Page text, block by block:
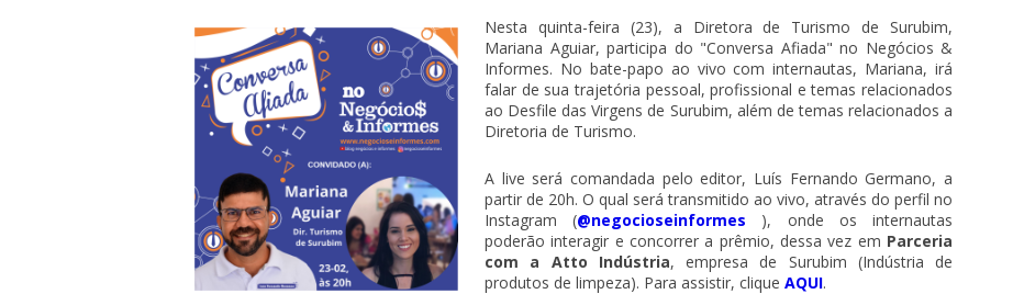
Nesta quinta-feira (23), a Diretora de Turismo de Surubim,
Mariana Aguiar, participa do "Conversa Afiada" no Negócios &
Informes. No bate-papo ao vivo com internautas, Mariana, irá
falar de sua trajetória pessoal, profissional e temas relacionados
ao Desfile das Virgens de Surubim, além de temas relacionados a
Diretoria de Turismo.
A live será comandada pelo editor, Luís Fernando Germano, a
partir de 20h. O qual será transmitido ao vivo, através do perfil no
Instagram (@negocioseinformes ), onde os internautas
poderão interagir e concorrer a prêmio, dessa vez em Parceria
com a Atto Indústria, empresa de Surubim (Indústria de
produtos de limpeza). Para assistir, clique AQUI.